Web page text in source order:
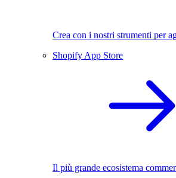
Crea con i nostri strumenti per
Shopify App Store
Il più grande ecosistema